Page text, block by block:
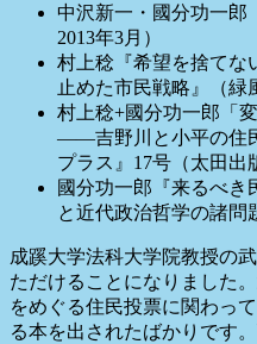
中沢新一・國分功一郎
2013年3月）
村上稔『希望を捨て
止めた市民戦略』（緑
村上稔+國分功一郎「
――吉野川と小平の住
プラス』17号（太田出
國分功一郎『来るべ
と近代政治哲学の諸問
成蹊大学法科大学院教授の
ただけることになりました
をめぐる住民投票に関わっ
る本を出されたばかりです